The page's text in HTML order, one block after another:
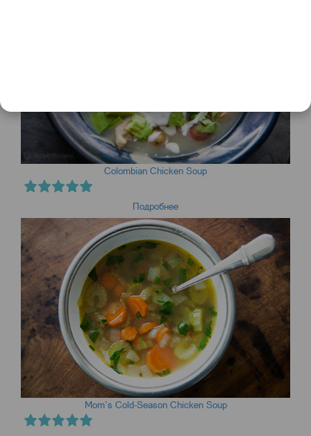
Colombian Chicken Soup
Подробнее
Mom’s Cold-Season Chicken Soup